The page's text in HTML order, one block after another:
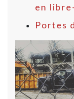
en
Portes